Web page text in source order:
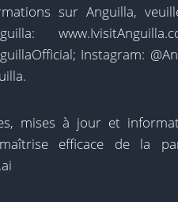
sur Anguilla,
Instagram:
mises à jour et
efficace de la